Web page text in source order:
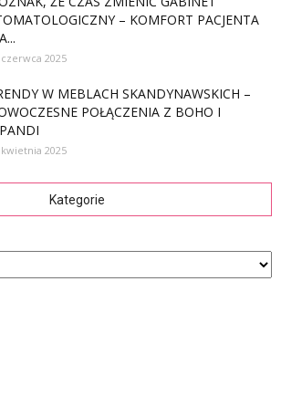
– KOMFORT PACJENTA
2025
W MEBLACH SKANDYNAWSKICH –
POŁĄCZENIA Z BOHO I
2025
Kategorie